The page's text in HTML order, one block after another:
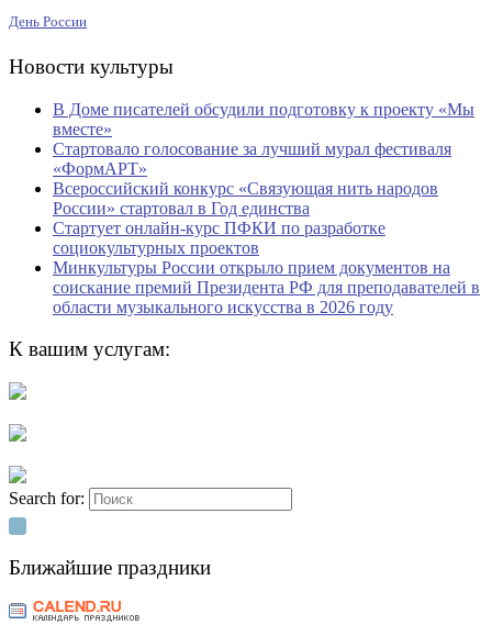
День России
Новости культуры
В Доме писателей обсудили подготовку к проекту «Мы
вместе»
Стартовало голосование за лучший мурал фестиваля
«ФормАРТ»
Всероссийский конкурс «Связующая нить народов
России» стартовал в Год единства
Стартует онлайн-курс ПФКИ по разработке
социокультурных проектов
Минкультуры России открыло прием документов на
соискание премий Президента РФ для преподавателей в
области музыкального искусства в 2026 году
К вашим услугам:
Search for:
Ближайшие праздники